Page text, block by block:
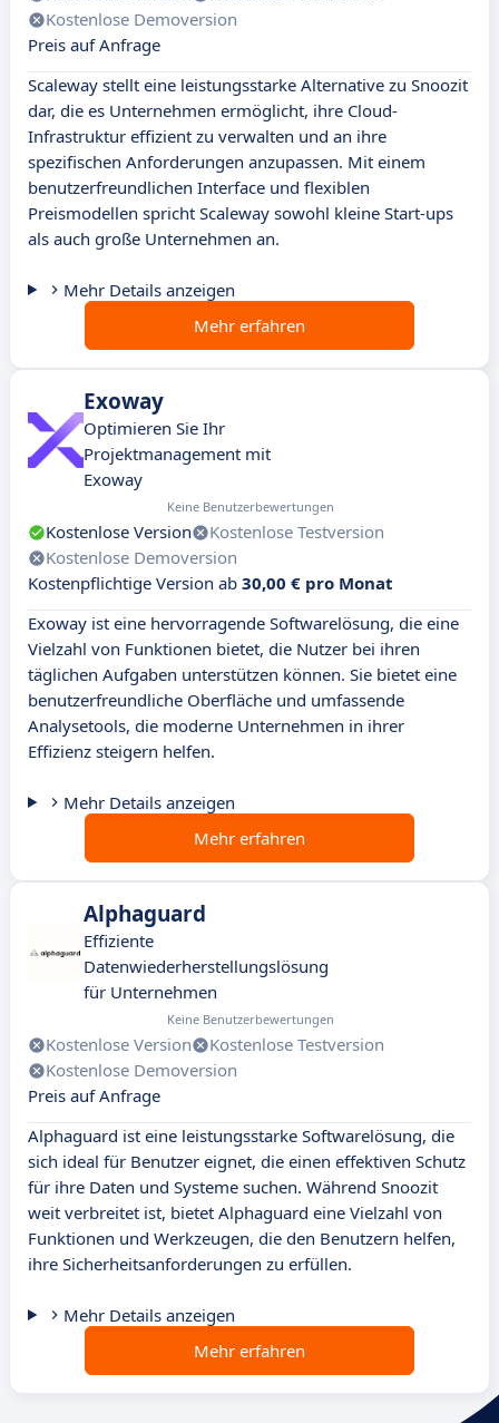
Kostenlose Demoversion
Preis auf Anfrage
Scaleway stellt eine leistungsstarke Alternative zu Snoozit
dar, die es Unternehmen ermöglicht, ihre Cloud-
Infrastruktur effizient zu verwalten und an ihre
spezifischen Anforderungen anzupassen. Mit einem
benutzerfreundlichen Interface und flexiblen
Preismodellen spricht Scaleway sowohl kleine Start-ups
als auch große Unternehmen an.
Mehr Details anzeigen
Mehr erfahren
Exoway
Optimieren Sie Ihr
Projektmanagement mit
Exoway
Keine Benutzerbewertungen
Kostenlose Version
Kostenlose Testversion
Kostenlose Demoversion
Kostenpflichtige Version ab 30,00 € pro Monat
Exoway ist eine hervorragende Softwarelösung, die eine
Vielzahl von Funktionen bietet, die Nutzer bei ihren
täglichen Aufgaben unterstützen können. Sie bietet eine
benutzerfreundliche Oberfläche und umfassende
Analysetools, die moderne Unternehmen in ihrer
Effizienz steigern helfen.
Mehr Details anzeigen
Mehr erfahren
Alphaguard
Effiziente
Datenwiederherstellungslösung
für Unternehmen
Keine Benutzerbewertungen
Kostenlose Version
Kostenlose Testversion
Kostenlose Demoversion
Preis auf Anfrage
Alphaguard ist eine leistungsstarke Softwarelösung, die
sich ideal für Benutzer eignet, die einen effektiven Schutz
für ihre Daten und Systeme suchen. Während Snoozit
weit verbreitet ist, bietet Alphaguard eine Vielzahl von
Funktionen und Werkzeugen, die den Benutzern helfen,
ihre Sicherheitsanforderungen zu erfüllen.
Mehr Details anzeigen
Mehr erfahren